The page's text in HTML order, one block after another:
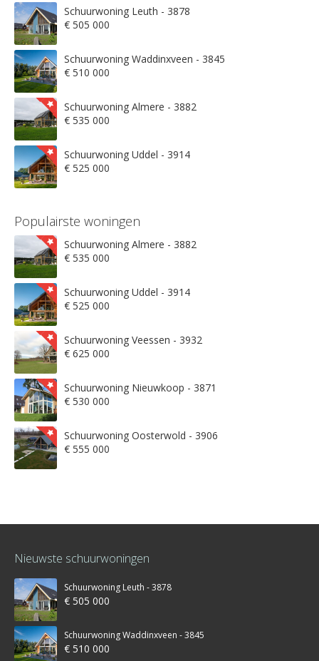
Schuurwoning Leuth - 3878
€ 505 000
Schuurwoning Waddinxveen - 3845
€ 510 000
Schuurwoning Almere - 3882
€ 535 000
Schuurwoning Uddel - 3914
€ 525 000
Populairste woningen
Schuurwoning Almere - 3882
€ 535 000
Schuurwoning Uddel - 3914
€ 525 000
Schuurwoning Veessen - 3932
€ 625 000
Schuurwoning Nieuwkoop - 3871
€ 530 000
Schuurwoning Oosterwold - 3906
€ 555 000
Nieuwste schuurwoningen
Schuurwoning Leuth - 3878
€ 505 000
Schuurwoning Waddinxveen - 3845
€ 510 000